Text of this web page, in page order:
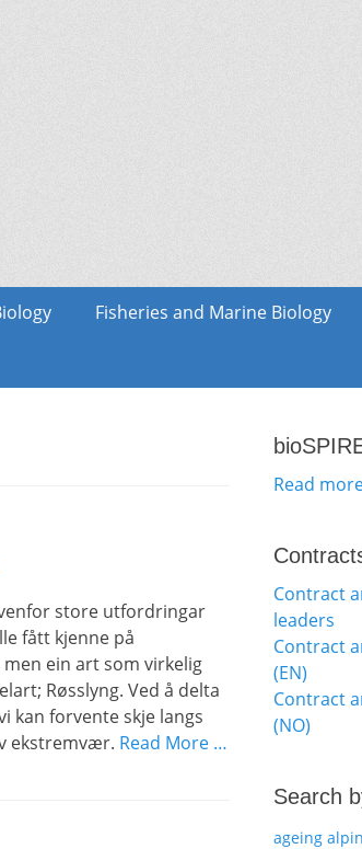
Fisheries and Marine Biology
store utfordringar
fått kjenne på
ein art som virkelig
Røsslyng. Ved å delta
kan forvente skje langs
ekstremvær. Read More …
Read
Contract
leaders
Contract
(EN)
Contract
(NO)
Search
ageing